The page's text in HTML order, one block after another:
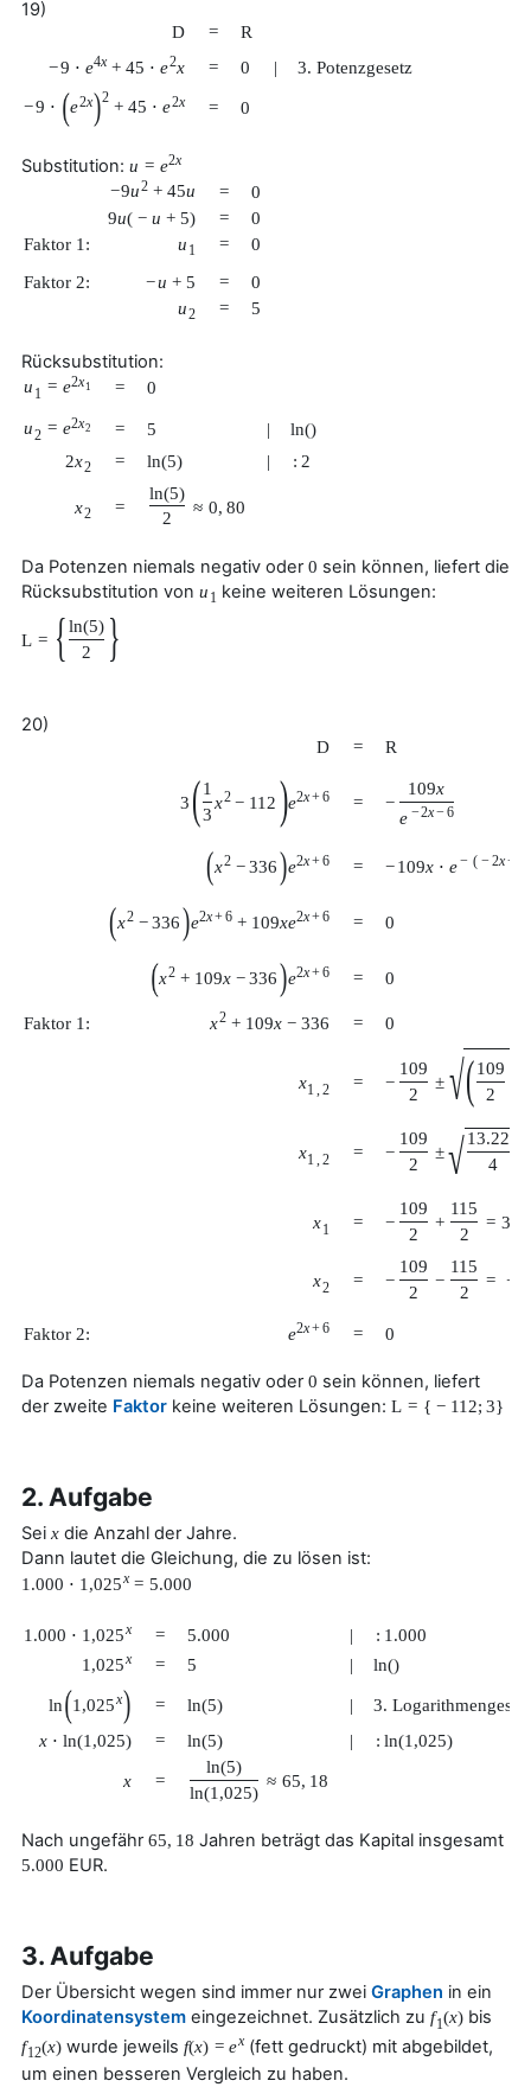
19)
D =
R
−9 ⋅ e4x + 45 ⋅ e2x = 0 | 3. Potenzgesetz
−9 ⋅ (e2x)2
+ 45 ⋅ e2x = 0
Substitution: u = e2x
−9u2 + 45u =
0
9u( − u + 5) =
0
Faktor 1:
u 1 =
0
Faktor 2:
−u + 5 =
0
u2 = 5
Rücksubstitution:
u 1 = e2x1 = 0
u2 = e2x2 = 5 | ln()
2x2 = ln(5) | : 2
x2 =
ln(5)
2
≈ 0, 80
Da Potenzen niemals negativ oder0 sein können, liefert die
Rücksubstitution von u 1 keine weiteren Lösungen:
L = {ln(5)
2
}
20)
D = R
3 (1
3
x2 − 112 )e2x+6 = −
109x
e −2x−6
(x2 − 336)e2x+6 = −109x ⋅ e− ( −2x−
(x2 − 336)e2x+6 + 109xe2x+6 = 0
(x2 + 109x − 336)e2x+6 = 0
Faktor 1: x2 + 109x − 336 = 0
x1 ,2 = −
109
2
± √(109
2
x1 ,2 = −
109
2
± √ 13.225
4
x1 = −
109
2
+
115
2
= 3
x2 = −
109
2
−
115
2
= −
Faktor 2: e2x+6 = 0
Da Potenzen niemals negativ oder0 sein können, liefert
der zweite Faktor keine weiteren Lösungen: L = { − 112; 3}
2. Aufgabe
Sei x die Anzahl der Jahre.
Dann lautet die Gleichung, die zu lösen ist:
1.000 ⋅ 1,025x = 5.000
1.000 ⋅ 1,025x = 5.000 | : 1.000
1,025x = 5 | ln()
ln(1,025x) = ln(5) |
3.
x ⋅ ln(1,025) = ln(5) | : ln(1,025)
x =
ln(5)
ln(1,025)
≈ 65, 18
Nach ungefähr65, 18 Jahren beträgt das Kapital insgesamt
5.000 EUR.
3. Aufgabe
Der Übersicht wegen sind immer nur zwei Graphen in ein
Koordinatensystem eingezeichnet. Zusätzlich zu f1(x)bis
f12(x)wurde jeweils f(x) = ex(fett gedruckt) mit abgebildet,
um einen besseren Vergleich zu haben.